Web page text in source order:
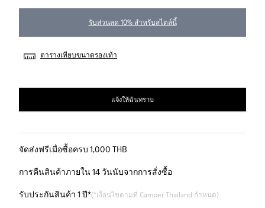
รับส่วนลด 10% สำหรับสไตล์นี้
ตารางเทียบขนาดรองเท้า
แจ้งให้ฉันทราบ
จัดส่งฟรีเมื่อซื้อครบ 1,000 THB
การคืนสินค้าภายใน 14 วันนับจากการสั่งซื้อ
รับประกันสินค้า 1 ปี*(*เงื่อนไขตามที่ Camper Thailand กำหนด)